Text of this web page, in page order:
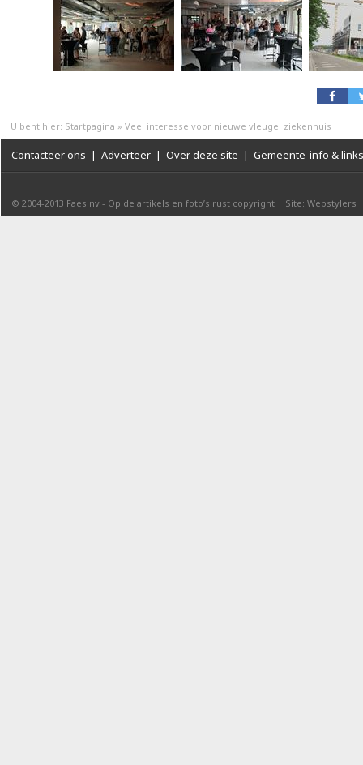
U bent hier: Startpagina » Veel interesse voor nieuwe vleugel ziekenhuis
Contacteer ons | Adverteer | Over deze site | Gemeente-info & links
© 2004-2013 Faes nv - Op de artikels en foto’s rust copyright | Site: Webstylers